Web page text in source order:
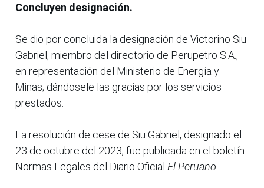
Concluyen designación.
Se dio por concluida la designación de Victorino Siu
Gabriel, miembro del directorio de Perupetro S.A.,
en representación del Ministerio de Energía y
Minas; dándosele las gracias por los servicios
prestados.
La resolución de cese de Siu Gabriel, designado el
23 de octubre del 2023, fue publicada en el boletín
Normas Legales del Diario Oficial El Peruano